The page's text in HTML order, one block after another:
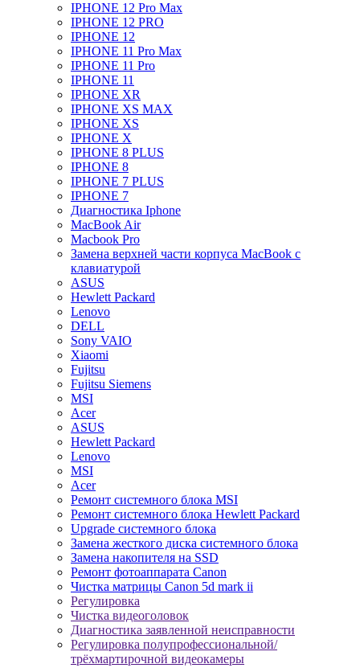
IPHONE 12 Pro Max
IPHONE 12 PRO
IPHONE 12
IPHONE 11 Pro Max
IPHONE 11 Pro
IPHONE 11
IPHONE XR
IPHONE XS MAX
IPHONE XS
IPHONE X
IPHONE 8 PLUS
IPHONE 8
IPHONE 7 PLUS
IPHONE 7
Диагностика Iphone
MacBook Air
Macbook Pro
Замена верхней части корпуса MacBook с
клавиатурой
ASUS
Hewlett Packard
Lenovo
DELL
Sony VAIO
Xiaomi
Fujitsu
Fujitsu Siemens
MSI
Acer
ASUS
Hewlett Packard
Lenovo
MSI
Acer
Ремонт системного блока MSI
Ремонт системного блока Hewlett Packard
Upgrade системного блока
Замена жесткого диска системного блока
Замена накопителя на SSD
Ремонт фотоаппарата Canon
Чистка матрицы Canon 5d mark ii
Регулировка
Чистка видеоголовок
Диагностика заявленной неисправности
Регулировка полупрофессиональной/
трёхмартирочной видеокамеры